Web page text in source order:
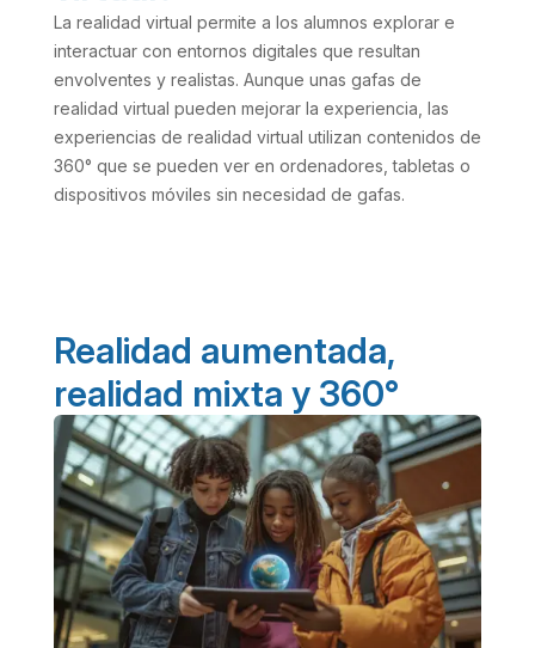
La realidad virtual permite a los alumnos explorar e
interactuar con entornos digitales que resultan
envolventes y realistas. Aunque unas gafas de
realidad virtual pueden mejorar la experiencia, las
experiencias de realidad virtual utilizan contenidos de
360° que se pueden ver en ordenadores, tabletas o
dispositivos móviles sin necesidad de gafas.
Realidad aumentada,
realidad mixta y 360°